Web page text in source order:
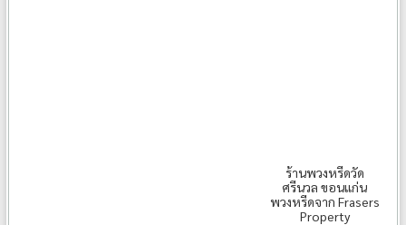
ร้านพวงหรีดวัด
ศรีนวล ขอนแก่น
พวงหรีดจาก Frasers
Property